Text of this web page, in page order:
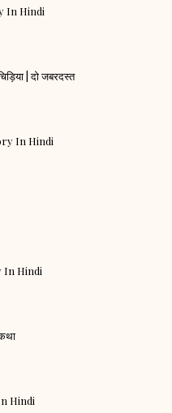
In Hindi
| दो जबरदस्त
In Hindi
In Hindi
Hindi